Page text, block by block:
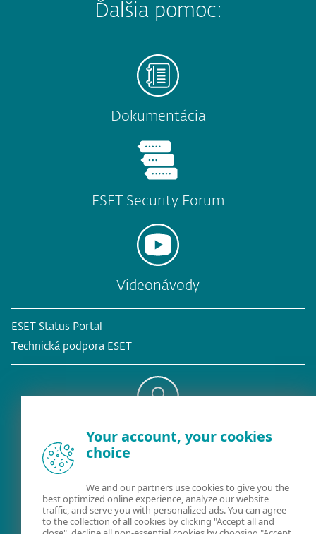
Ďalšia pomoc:
Dokumentácia
ESET Security Forum
Videonávody
ESET Status Portal
Technická podpora ESET
Existujúci zákazník?
Kontaktujte nás
Your account, your cookies
choice
We and our partners use cookies to give you the
best optimized online experience, analyze our website
traffic, and serve you with personalized ads. You can agree
to the collection of all cookies by clicking "Accept all and